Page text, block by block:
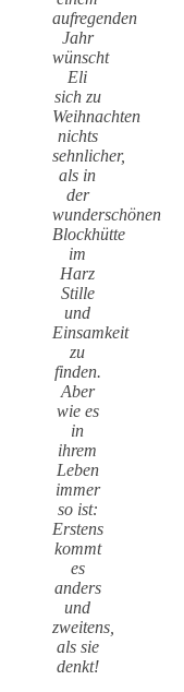
aufregenden
Jahr
wünscht
Eli
sich zu
Weihnachten
nichts
sehnlicher,
als in
der
wunderschönen
Blockhütte
im
Harz
Stille
und
Einsamkeit
zu
finden.
Aber
wie es
in
ihrem
Leben
immer
so ist:
Erstens
kommt
es
anders
und
zweitens,
als sie
denkt!